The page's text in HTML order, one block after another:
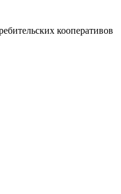
кооперативов